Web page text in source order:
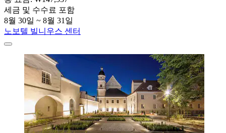
세금 및 수수료 포함
8월 30일 ~ 8월 31일
노보텔 빌니우스 센터